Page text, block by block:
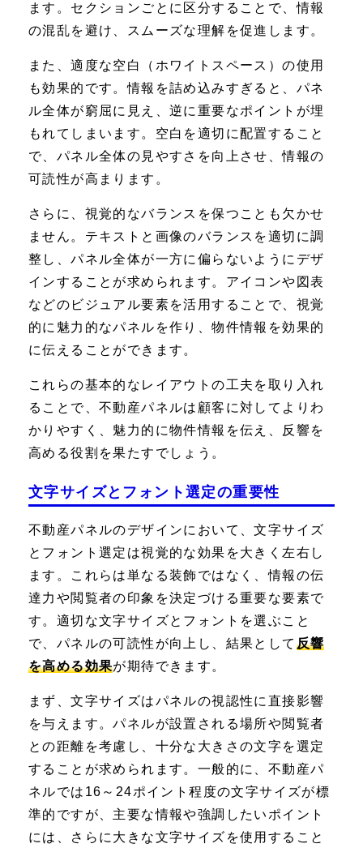
ます。セクションごとに区分することで、情報
の混乱を避け、スムーズな理解を促進します。
また、適度な空白（ホワイトスペース）の使用
も効果的です。情報を詰め込みすぎると、パネ
ル全体が窮屈に見え、逆に重要なポイントが埋
もれてしまいます。空白を適切に配置すること
で、パネル全体の見やすさを向上させ、情報の
可読性が高まります。
さらに、視覚的なバランスを保つことも欠かせ
ません。テキストと画像のバランスを適切に調
整し、パネル全体が一方に偏らないようにデザ
インすることが求められます。アイコンや図表
などのビジュアル要素を活用することで、視覚
的に魅力的なパネルを作り、物件情報を効果的
に伝えることができます。
これらの基本的なレイアウトの工夫を取り入れ
ることで、不動産パネルは顧客に対してよりわ
かりやすく、魅力的に物件情報を伝え、反響を
高める役割を果たすでしょう。
文字サイズとフォント選定の重要性
不動産パネルのデザインにおいて、文字サイズ
とフォント選定は視覚的な効果を大きく左右し
ます。これらは単なる装飾ではなく、情報の伝
達力や閲覧者の印象を決定づける重要な要素で
す。適切な文字サイズとフォントを選ぶこと
で、パネルの可読性が向上し、結果として 反響
を高める効果が期待できます。
まず、文字サイズはパネルの視認性に直接影響
を与えます。パネルが設置される場所や閲覧者
との距離を考慮し、十分な大きさの文字を選定
することが求められます。一般的に、不動産パ
ネルでは16～24ポイント程度の文字サイズが標
準的ですが、主要な情報や強調したいポイント
には、さらに大きな文字サイズを使用すること